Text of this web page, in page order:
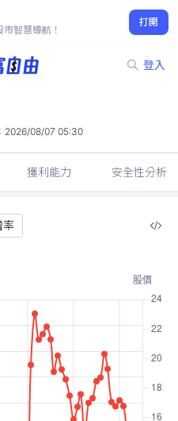
智慧導航！
打開
登入
2026/08/07 05:30
獲利能力 安全性分析
率